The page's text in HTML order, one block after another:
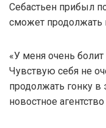
Себастьен прибыл
сможет продолжать
«У меня очень
Чувствую себя не
продолжать гонку в
новостное агентство